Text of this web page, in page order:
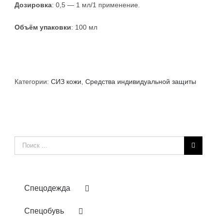
Дозировка: 0,5 — 1 мл/1 применение.
Объём упаковки: 100 мл
Категории: СИЗ кожи Средства индивидуальной защиты
Результат
поиска:
Спецодежда
Спецобувь